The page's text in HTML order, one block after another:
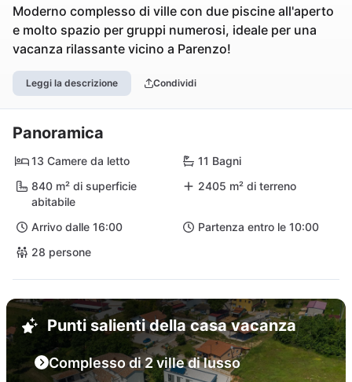
Moderno complesso di ville con due piscine all'aperto
e molto spazio per gruppi numerosi, ideale per una
vacanza rilassante vicino a Parenzo!
Leggi la descrizione Condividi
Panoramica
13 Camere da letto
11 Bagni
840 m² di superficie
abitabile
2405 m² di terreno
Arrivo dalle 16:00
Partenza entro le 10:00
28 persone
Punti salienti della casa vacanza
Complesso di 2 ville di lusso